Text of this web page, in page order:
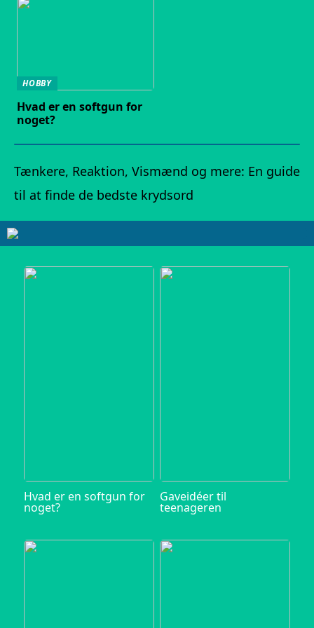
HOBBY
Hvad er en softgun for
noget?
Tænkere, Reaktion, Vismænd og mere: En guide
til at finde de bedste krydsord
Hvad er en softgun for
noget?
Gaveidéer til
teenageren